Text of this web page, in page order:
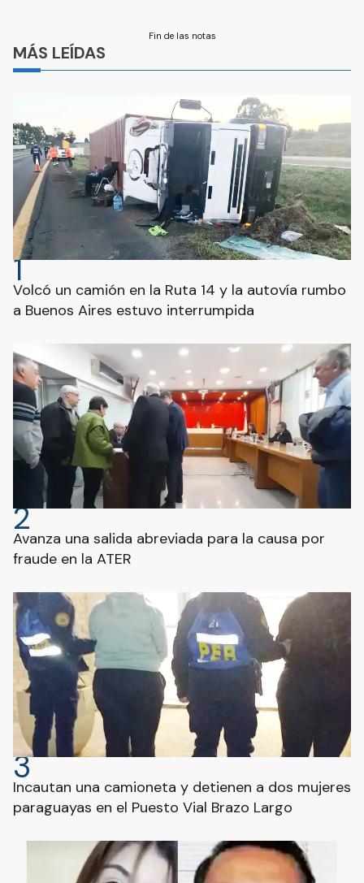
Fin de las notas
MÁS LEÍDAS
1
Volcó un camión en la Ruta 14 y la autovía rumbo
a Buenos Aires estuvo interrumpida
2
Avanza una salida abreviada para la causa por
fraude en la ATER
3
Incautan una camioneta y detienen a dos mujeres
paraguayas en el Puesto Vial Brazo Largo